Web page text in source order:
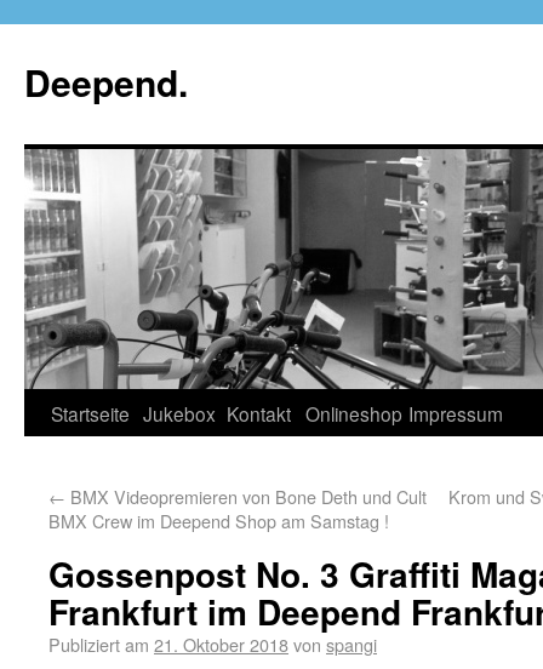
Deepend.
Startseite Jukebox Kontakt Onlineshop Impressum
← BMX Videopremieren von Bone Deth und Cult
BMX Crew im Deepend Shop am Samstag !
Krom und
Gossenpost No. 3 Graffiti
Frankfurt im Deepend
Publiziert am 21. Oktober 2018von spangi